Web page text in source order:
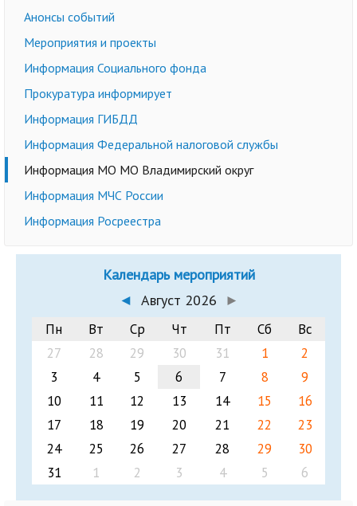
Анонсы событий
Мероприятия и проекты
Информация Социального фонда
Прокуратура информирует
Информация ГИБДД
Информация Федеральной налоговой службы
Информация МО МО Владимирский округ
Информация МЧС России
Информация Росреестра
Календарь мероприятий
◄ Август 2026 ►
Пн Вт Ср Чт Пт Сб
Вс
27
28 29 30 31 1
2
3
4 5 6 7 8
9
10
11 12 13 14 15
16
17
18 19 20 21 22
23
24
25 26 27 28 29
30
31
1 2 3 4 5 6